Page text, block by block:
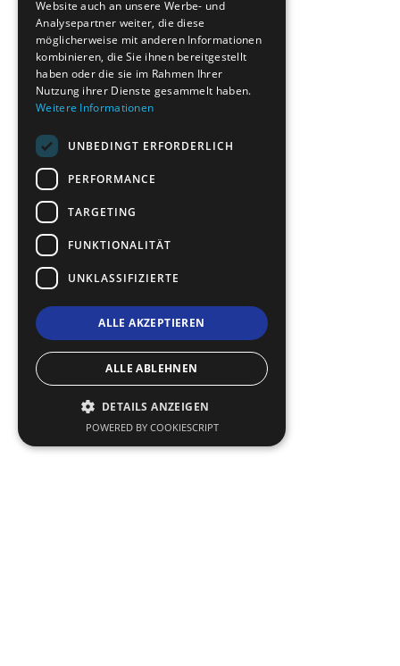
ROMANIAN
TURKISH
Website auch an unsere Werbe- und
Analysepartner weiter, die diese
möglicherweise mit anderen Informationen
kombinieren, die Sie ihnen bereitgestellt
haben oder die sie im Rahmen Ihrer
Nutzung ihrer Dienste gesammelt haben.
Weitere Informationen
UNBEDINGT ERFORDERLICH
PERFORMANCE
TARGETING
FUNKTIONALITÄT
UNKLASSIFIZIERTE
ALLE AKZEPTIEREN
ALLE ABLEHNEN
DETAILS ANZEIGEN
POWERED BY COOKIESCRIPT